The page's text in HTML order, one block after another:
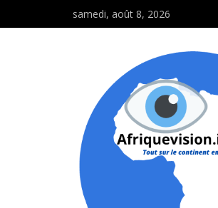
samedi, août 8, 2026